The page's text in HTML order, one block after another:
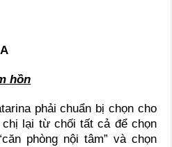
hồn
phải chuẩn bị chọn cho
lại từ chối tất cả để chọn
phòng nội tâm” và chọn